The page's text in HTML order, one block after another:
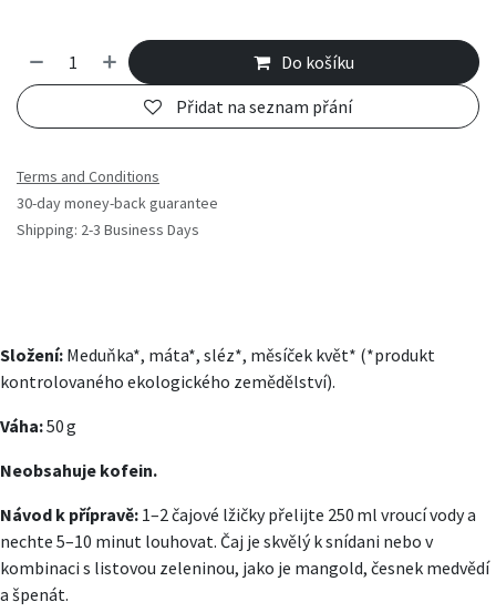
Do košíku
Přidat na seznam přání
Terms and Conditions
30-day money-back guarantee
Shipping: 2-3 Business Days
Složení: Meduňka*, máta*, sléz*, měsíček květ* (*produkt
kontrolovaného ekologického zemědělství).
Váha:50 g
Neobsahuje kofein.
Návod k přípravě: 1–2 čajové lžičky přelijte 250 ml vroucí vody a
nechte 5–10 minut louhovat. Čaj je skvělý k snídani nebo v
kombinaci s listovou zeleninou, jako je mangold, česnek medvědí
a špenát.